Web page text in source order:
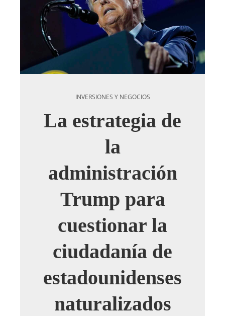
INVERSIONES Y NEGOCIOS
La estrategia de
la
administración
Trump para
cuestionar la
ciudadanía de
estadounidenses
naturalizados